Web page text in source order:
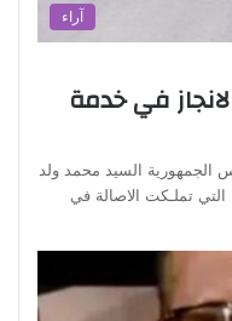
آراء
في خدمة
الجمهورية السيد محمد ولد
التي تملـكت الاصالة في